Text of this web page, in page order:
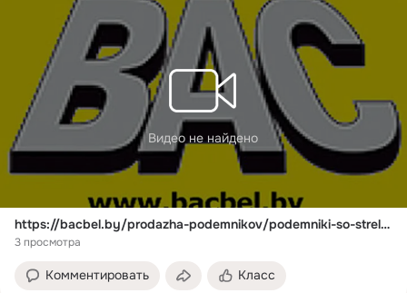
Видео не найдено
https://bacbel.by/prodazha-podemnikov/podemniki-so-streloy/
3 просмотра
Комментировать Класс